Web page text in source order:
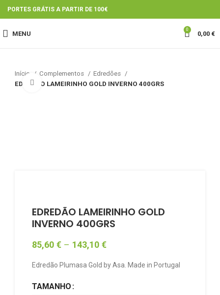
PORTES GRÁTIS A PARTIR DE 100€
MENU
0
0,00 €
Início Complementos
Edredões
EDREDÃO LAMEIRINHO GOLD INVERNO 400GRS
Click to enlarge
EDREDÃO LAMEIRINHO GOLD
INVERNO 400GRS
85,60 € – 143,10 €
Edredão Plumasa Gold by Asa. Made in Portugal
TAMANHO